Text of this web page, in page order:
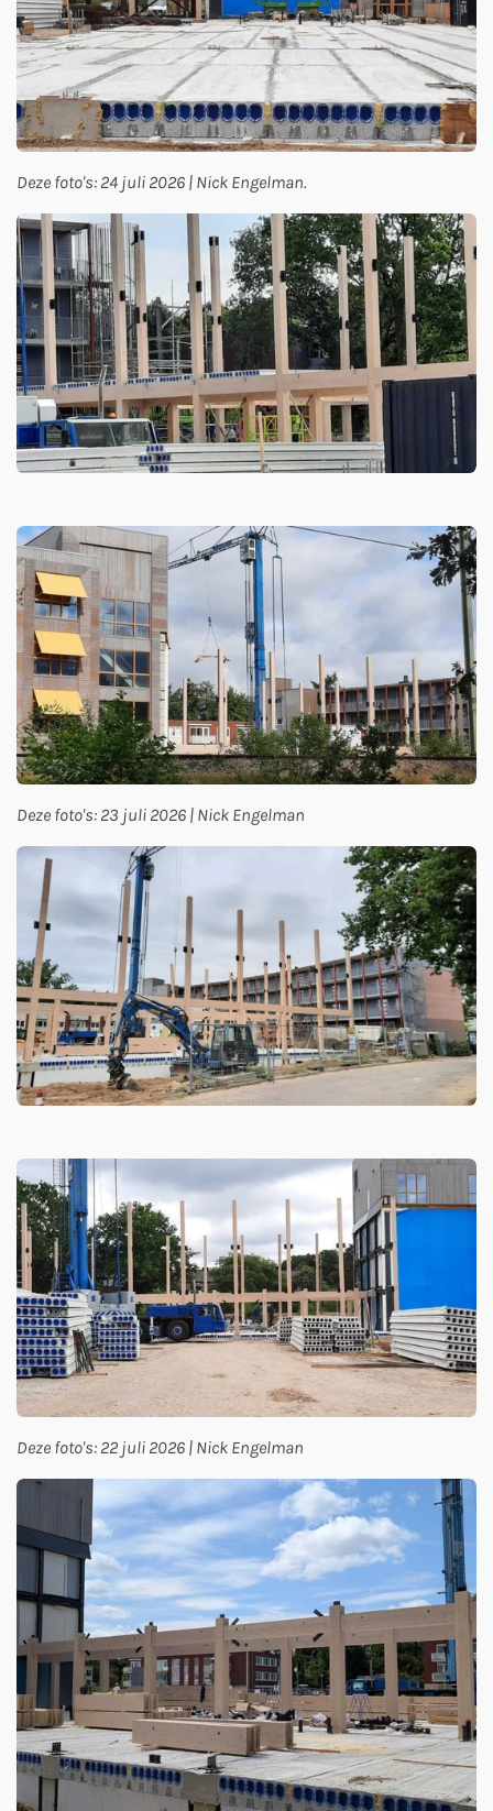
Deze foto's: 24 juli 2026 | Nick Engelman.
Deze foto's: 23 juli 2026 | Nick Engelman
Deze foto's: 22 juli 2026 | Nick Engelman